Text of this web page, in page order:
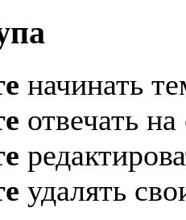
начинать
отвечать
удалять